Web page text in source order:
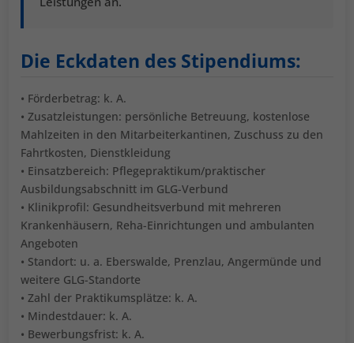
Die Eckdaten des Stipendiums:
• Förderbetrag: k. A.
• Zusatzleistungen: persönliche Betreuung, kostenlose
Mahlzeiten in den Mitarbeiterkantinen, Zuschuss zu den
Fahrtkosten, Dienstkleidung
• Einsatzbereich: Pflegepraktikum/praktischer
Ausbildungsabschnitt im GLG-Verbund
• Klinikprofil: Gesundheitsverbund mit mehreren
Krankenhäusern, Reha-Einrichtungen und ambulanten
Angeboten
• Standort: u. a. Eberswalde, Prenzlau, Angermünde und
weitere GLG-Standorte
• Zahl der Praktikumsplätze: k. A.
• Mindestdauer: k. A.
• Bewerbungsfrist: k. A.